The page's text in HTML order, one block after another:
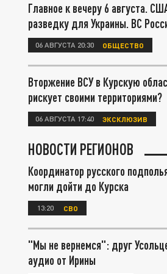
Главное к вечеру 6 августа.
разведку для Украины. ВС
06 АВГУСТА 20:30 ОБЩЕСТВО
Вторжение ВСУ в Курскую
рискует своими территориями?
06 АВГУСТА 17:40 ЭКСКЛЮЗИВ
НОВОСТИ РЕГИОНОВ
Координатор русского
могли дойти до Курска
13:20 СВО
"Мы не вернемся": друг
аудио от Ирины